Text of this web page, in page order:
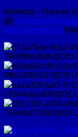
hkMedia – Hannes
@|
www.hkmedia.bz
d73a7b4e-9cb2-
d0ab69cf-f8c0-
aa1a32ff-6af7-
1f3c73f2-a939-